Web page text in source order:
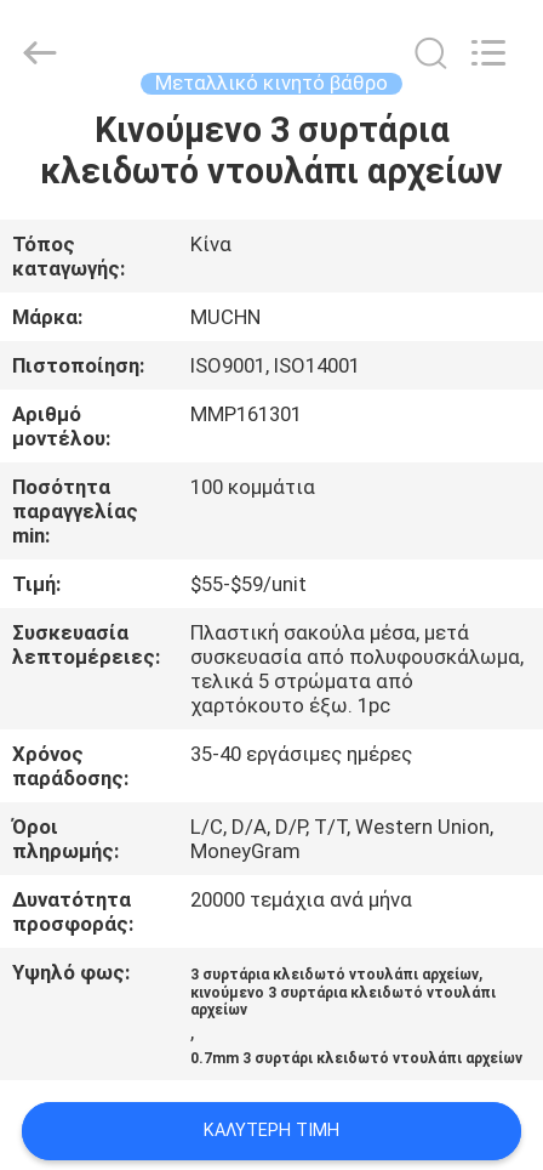
ΠΕΡΊΠΟΥ
ΕΜΕΊΣ
ΓΎΡΟΣ
ΕΡΓΟΣΤΑΣΊΩΝ
ΠΟΙΟΤΙΚΌΣ
ΈΛΕΓΧΟΣ
ΜΑΣ
ΕΛΆΤΕ
ΕΠΑΦΉ
ΜΕ
ΕΙΔΉΣΕΙΣ
ΖΗΤΉΣΤΕ
ΑΠΌΣΠΑΣΜΑ
SITEMAP
Rights
Reserved.
Μεταλλικό κινητό βάθρο
Κινούμενο 3 συρτάρια
κλειδωτό ντουλάπι αρχείων
Τόπος
καταγωγής:
Κίνα
Μάρκα:
MUCHN
Πιστοποίηση:
ISO9001, ISO14001
Αριθμό
μοντέλου:
MMP161301
Ποσότητα
παραγγελίας
min:
100 κομμάτια
Τιμή:
$55-$59/unit
Συσκευασία
λεπτομέρειες:
Πλαστική σακούλα μέσα, μετά
συσκευασία από πολυφουσκάλωμα,
τελικά 5 στρώματα από
χαρτόκουτο έξω. 1pc
Χρόνος
παράδοσης:
35-40 εργάσιμες ημέρες
Όροι
πληρωμής:
L/C, D/A, D/P, T/T, Western Union,
MoneyGram
Δυνατότητα
προσφοράς:
20000 τεμάχια ανά μήνα
Υψηλό φως: 3 συρτάρια κλειδωτό ντουλάπι αρχείων,
κινούμενο 3 συρτάρια κλειδωτό ντουλάπι
αρχείων
,
0.7mm 3 συρτάρι κλειδωτό ντουλάπι αρχείων
ΚΑΛΎΤΕΡΗ ΤΙΜΉ